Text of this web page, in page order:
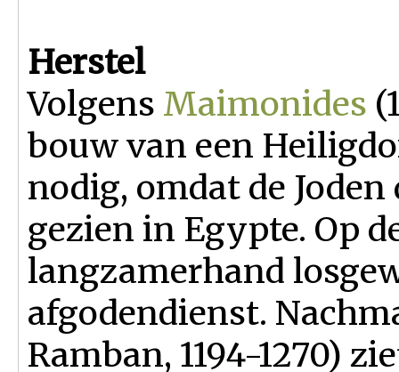
Herstel
Volgens Maimonides
bouw van een
nodig, omdat de
gezien in Egypte. Op
langzamerhand
afgodendienst.
Ramban, 1194-1270)